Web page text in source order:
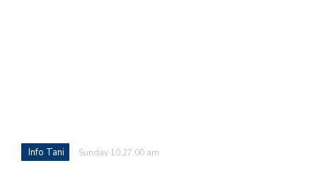
Info Tani Sunday 10:27:00 am